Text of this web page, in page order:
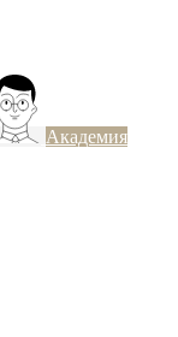
Академия